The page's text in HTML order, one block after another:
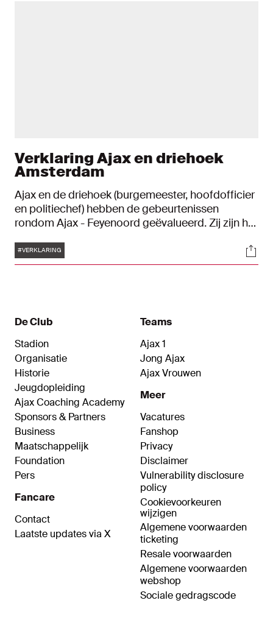
Verklaring Ajax en driehoek
Amsterdam
Ajax en de driehoek (burgemeester, hoofdofficier
en politiechef) hebben de gebeurtenissen
rondom Ajax - Feyenoord geëvalueerd. Zij zijn het
van hun onvrede maar dat geweld en
wanordelijkheden daarbij nooit acceptabel zijn.
Tags
#VERKLARING
De Club
Stadion
Organisatie
Historie
Jeugdopleiding
Ajax Coaching Academy
Sponsors & Partners
Business
Maatschappelijk
Foundation
Pers
Fancare
Contact
Laatste updates via X
Teams
Ajax 1
Jong Ajax
Ajax Vrouwen
Meer
Vacatures
Fanshop
Privacy
Disclaimer
Vulnerability disclosure
policy
Cookievoorkeuren
wijzigen
Algemene voorwaarden
ticketing
Resale voorwaarden
Algemene voorwaarden
webshop
Sociale gedragscode